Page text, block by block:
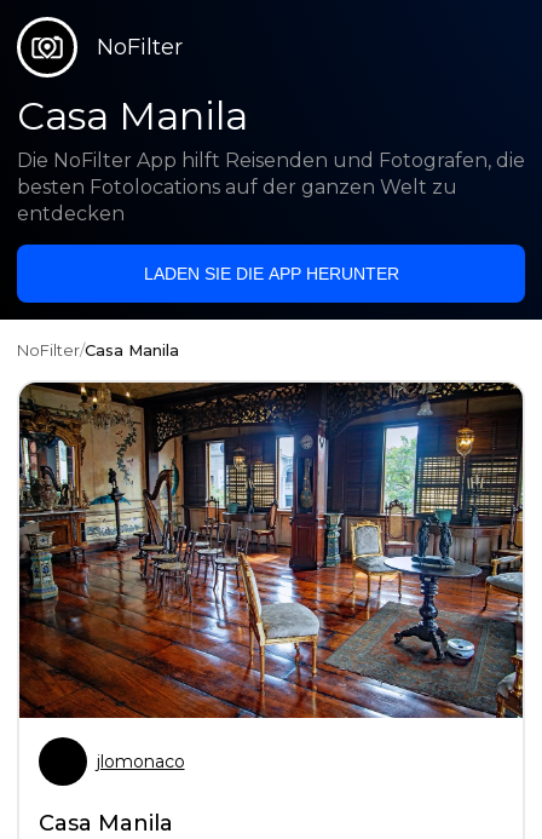
NoFilter
Casa Manila
Die NoFilter App hilft Reisenden und Fotografen, die
besten Fotolocations auf der ganzen Welt zu
entdecken
LADEN SIE DIE APP HERUNTER
NoFilter/Casa Manila
jlomonaco
Casa Manila